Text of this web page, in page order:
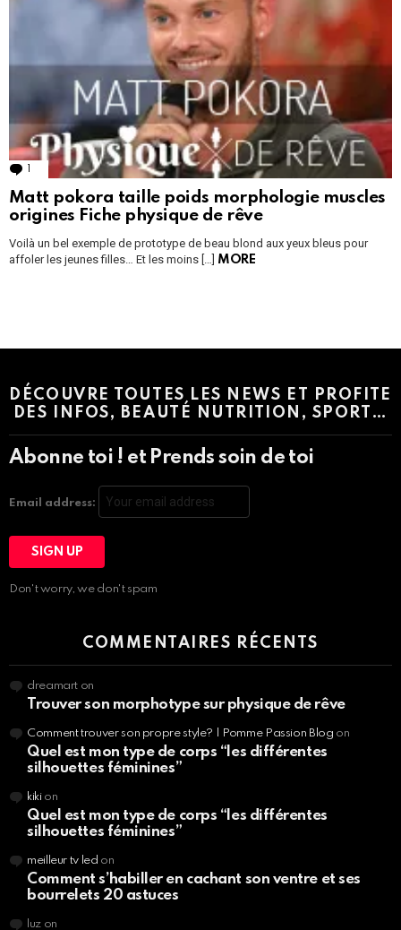
1 Comment
Matt pokora taille poids morphologie muscles
origines Fiche physique de rêve
Voilà un bel exemple de prototype de beau blond aux yeux bleus pour
affoler les jeunes filles… Et les moins […] MORE
DÉCOUVRE TOUTES LES NEWS ET PROFITE
DES INFOS, BEAUTÉ NUTRITION, SPORT…
Abonne toi ! et Prends soin de toi
Email address:
Don't worry, we don't spam
COMMENTAIRES RÉCENTS
dreamart on
Trouver son morphotype sur physique de rêve
Comment trouver son propre style? | Pomme Passion Blog on
Quel est mon type de corps “les différentes
silhouettes féminines”
kikion
Quel est mon type de corps “les différentes
silhouettes féminines”
meilleur tv led on
Comment s’habiller en cachant son ventre et ses
bourrelets 20 astuces
luzon